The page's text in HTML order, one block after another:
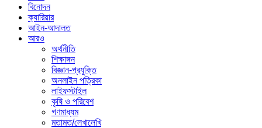
বিনোদন
ক্যারিয়ার
আইন-আদালত
আরও
অর্থনীতি
শিক্ষাঙ্গন
বিজ্ঞান-প্রযুক্তি
অনলাইন পত্রিকা
লাইফস্টাইল
কৃষি ও পরিবেশ
গণমাধ্যম
মতামত/লেখালেখি